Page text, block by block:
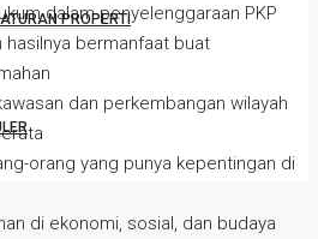
PROPERTI
dalam penyelenggaraan PKP
hasilnya bermanfaat buat
dan perkembangan wilayah
orang yang punya kepentingan di
di ekonomi, sosial, dan budaya